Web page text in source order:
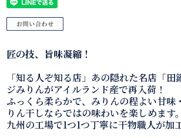
匠の技、旨味凝縮！
「知る人ぞ知る店」あの隠れた名店「
ジみりんがアイルランド産で再入荷！
ふっくら柔らかで、みりんの程よい甘味
りん干しならではの味わいを楽しめます
九州の工場で1つ1つ丁寧に干物職人が加